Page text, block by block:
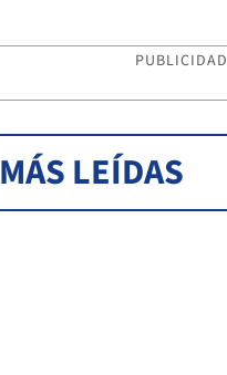
PUBLICIDAD
MÁS LEÍDAS